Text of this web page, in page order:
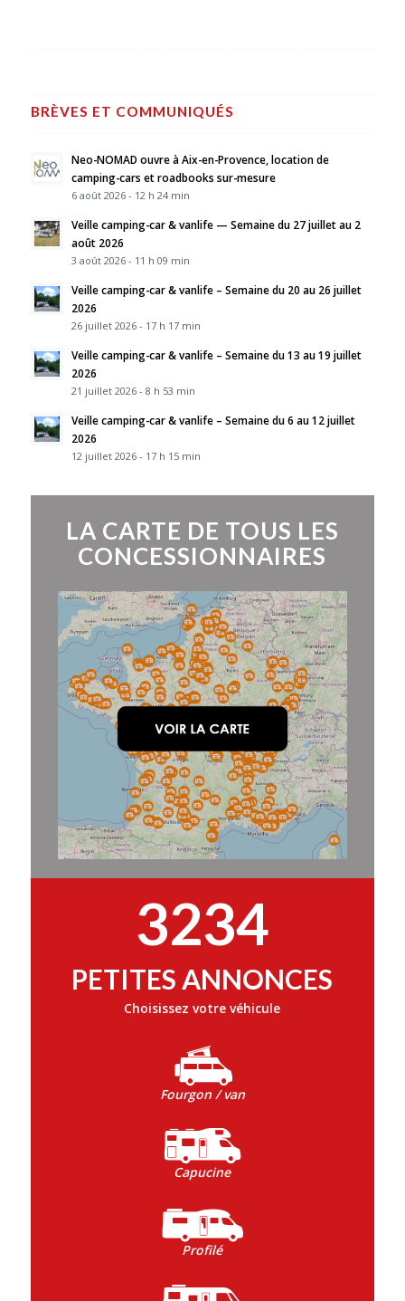
BRÈVES ET COMMUNIQUÉS
Neo-NOMAD ouvre à Aix-en-Provence, location de
camping-cars et roadbooks sur-mesure
6 août 2026 - 12 h 24 min
Veille camping-car & vanlife — Semaine du 27 juillet au 2
août 2026
3 août 2026 - 11 h 09 min
Veille camping-car & vanlife – Semaine du 20 au 26 juillet
2026
26 juillet 2026 - 17 h 17 min
Veille camping-car & vanlife – Semaine du 13 au 19 juillet
2026
21 juillet 2026 - 8 h 53 min
Veille camping-car & vanlife – Semaine du 6 au 12 juillet
2026
12 juillet 2026 - 17 h 15 min
LA CARTE DE TOUS LES
CONCESSIONNAIRES
3234
PETITES ANNONCES
Choisissez votre véhicule
Fourgon / van
Capucine
Profilé